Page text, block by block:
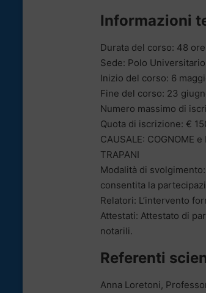
Informazioni
Durata del corso: 48 ore
Sede: Polo
Inizio del corso: 6
Fine del corso: 23
Numero massimo di
Quota di iscrizione: €
CAUSALE: COGNOME e
TRAPANI
Modalità di
consentita la
Relatori: L’intervento
Attestati: Attestato di
notarili.
Referenti
Anna Loretoni,